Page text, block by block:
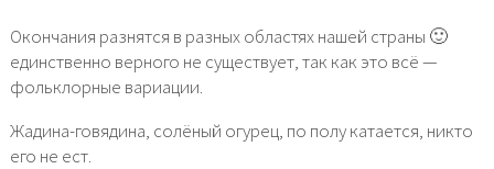
Окончания разнятся в разных областях нашей страны 🙂
единственно верного не существует, так как это всё —
фольклорные вариации.
Жадина-говядина, солёный огурец, по полу катается, никто
его не ест.